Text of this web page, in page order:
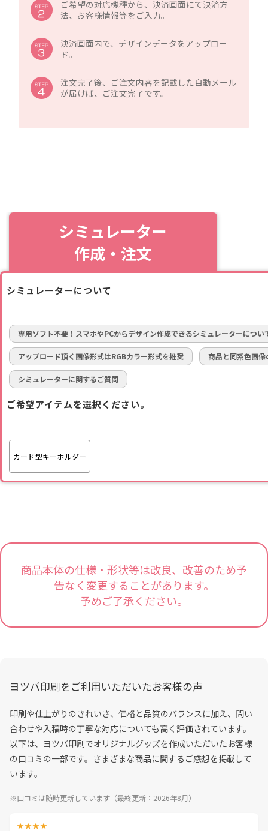
ご希望の対応機種から、決済画面にて決済方
法、お客様情報等をご入力。
決済画面内で、デザインデータをアップロー
ド。
注文完了後、ご注文内容を記載した自動メール
が届けば、ご注文完了です。
シミュレーター
作成・注文
シミュレーターについて
専用ソフト不要！スマホやPCからデザイン作成できるシミュレーターについ
アップロード頂く画像形式はRGBカラー形式を推奨 商品と同系色画
シミュレーターに関するご質問
ご希望アイテムを選択ください。
カード型キーホルダー
商品本体の仕様・形状等は改良、改善のため予
告なく変更することがあります。
予めご了承ください。
ヨツバ印刷をご利用いただいたお客様の声
印刷や仕上がりのきれいさ、価格と品質のバランスに加え、問い
合わせや入稿時の丁寧な対応についても高く評価されています。
以下は、ヨツバ印刷でオリジナルグッズを作成いただいたお客様
の口コミの一部です。さまざまな商品に関するご感想を掲載して
います。
※口コミは随時更新しています（最終更新：2026年8月）
★★★★